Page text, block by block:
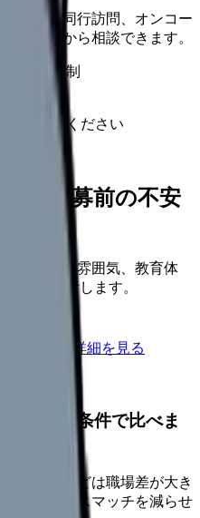
です。同行訪問、オンコー
較してから相談できます。
教育体制
見る
確認してください
、応募前の不安
、職場の雰囲気、教育体
LPを設計します。
サービス詳細を見る
る前に条件で比べま
勤なしなどは職場差が大き
するとミスマッチを減らせ